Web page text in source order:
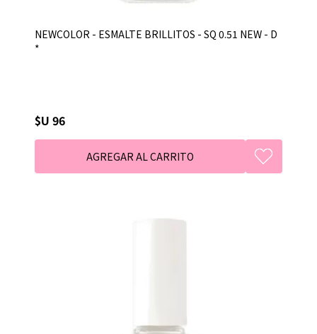
NEWCOLOR - ESMALTE BRILLITOS - SQ 0.51 NEW - D
*
$U 96